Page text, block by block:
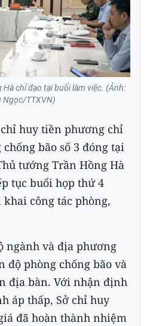
chỉ đạo tại buổi làm việc. (Ảnh:
Ngọc/TTXVN)
chỉ huy tiền phương chỉ
bão số 3 đóng tại
tướng Trần Hồng Hà
tục buổi họp thứ 4
công tác phòng,
ngành và địa phương
độ phòng chống bão và
địa bàn. Với nhận định
áp thấp, Sở chỉ huy
đã hoàn thành nhiệm